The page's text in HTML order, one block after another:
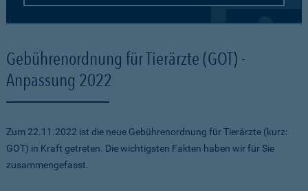
Gebührenordnung für Tierärzte (GOT) -
Anpassung 2022
Zum 22.11.2022 ist die neue Gebührenordnung für Tierärzte (kurz:
GOT) in Kraft getreten. Die wichtigsten Fakten haben wir für Sie
zusammengefasst.